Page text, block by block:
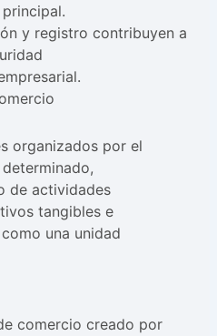
y registro contribuyen a
organizados por el
de actividades
tangibles e
una unidad
comercio creado por